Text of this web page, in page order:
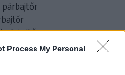
Process My Personal
párbajtőr
párbajtőr
kard
kard